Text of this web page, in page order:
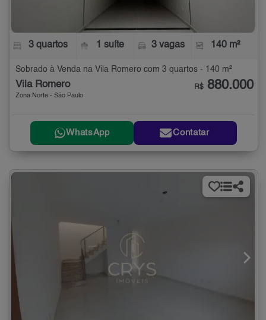
3 quartos 1 suíte 3 vagas 140 m²
Sobrado à Venda na Vila Romero com 3 quartos - 140 m²
Vila Romero
Zona Norte - São Paulo
R$ 880.000
WhatsApp Contatar